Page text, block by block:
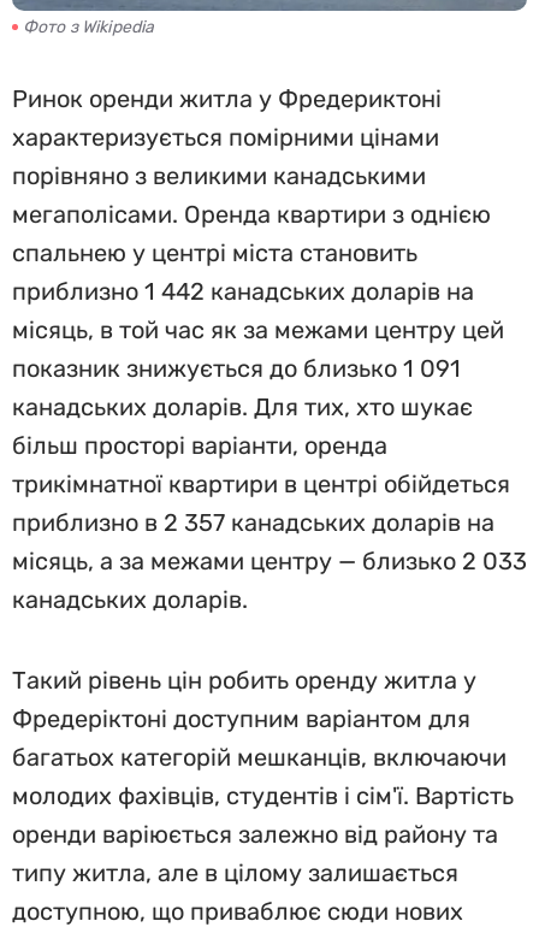
Фото з Wikipedia
Ринок оренди житла у Фредериктоні
характеризується помірними цінами
порівняно з великими канадськими
мегаполісами. Оренда квартири з однією
спальнею у центрі міста становить
приблизно 1 442 канадських доларів на
місяць, в той час як за межами центру цей
показник знижується до близько 1 091
канадських доларів. Для тих, хто шукає
більш просторі варіанти, оренда
трикімнатної квартири в центрі обійдеться
приблизно в 2 357 канадських доларів на
місяць, а за межами центру — близько 2 033
канадських доларів.
Такий рівень цін робить оренду житла у
Фредеріктоні доступним варіантом для
багатьох категорій мешканців, включаючи
молодих фахівців, студентів і сім'ї. Вартість
оренди варіюється залежно від району та
типу житла, але в цілому залишається
доступною, що приваблює сюди нових